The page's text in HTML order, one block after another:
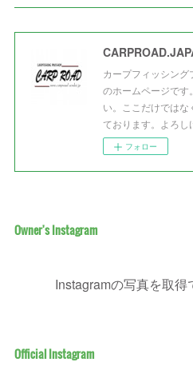
カープフィッシング
のホームページです
い。ここだけでは
ております。よろし
フォロー
Owner's Instagram
Instagramの写真を取得
Official Instagram